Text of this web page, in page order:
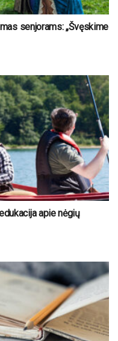
senjorams: „Švęskime
apie nėgių